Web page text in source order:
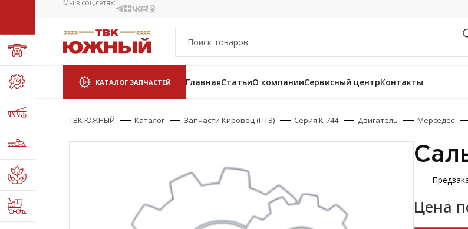
Мы в соц.сетях:
КАТАЛОГ ЗАПЧАСТЕЙ ГлавнаяСтатьиО компанииСервисный центрКонтакты
ТВК ЮЖНЫЙ Каталог Запчасти Кировец (ПТЗ) Серия К-744 Двигатель Мерседес
Цена